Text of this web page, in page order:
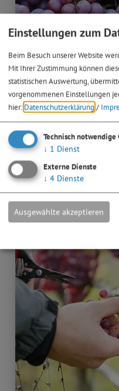
18. - 20.09.26
Kulinarische
Federweißer
am Bleimer Schloss
Einstellungen zum
Beim Besuch unserer Website
Mit Ihrer Zustimmung können
statistischen Auswertung,
vorgenommenen Einstellungen
hier: Datenschutzerklärung /
Technisch notwendige
↓ 1 Dienst
Externe Dienste
↓ 4 Dienste
Ausgewählte akzeptieren